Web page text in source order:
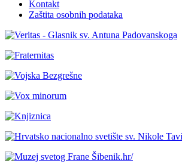
Kontakt
Zaštita osobnih podataka